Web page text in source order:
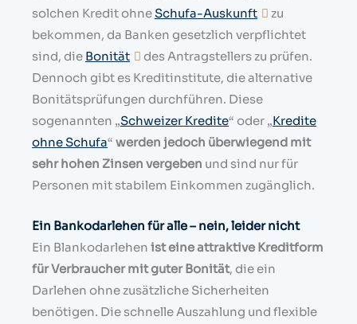
solchen Kredit ohne Schufa-Auskunft
zu
bekommen, da Banken gesetzlich verpflichtet
sind, die Bonität
des Antragstellers zu prüfen.
Dennoch gibt es Kreditinstitute, die alternative
Bonitätsprüfungen durchführen. Diese
sogenannten „Schweizer Kredite“ oder „Kredite
ohne Schufa“ werden jedoch überwiegend mit
sehr hohen Zinsen vergeben und sind nur für
Personen mit stabilem Einkommen zugänglich.
Ein Bankodarlehen für alle – nein, leider nicht
Ein Blankodarlehen ist eine attraktive Kreditform
für Verbraucher mit guter Bonität, die ein
Darlehen ohne zusätzliche Sicherheiten
benötigen. Die schnelle Auszahlung und flexible